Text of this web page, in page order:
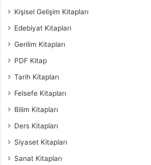
Kişisel Gelişim Kitapları
Edebiyat Kitapları
Gerilim Kitapları
PDF Kitap
Tarih Kitapları
Felsefe Kitapları
Bilim Kitapları
Ders Kitapları
Siyaset Kitapları
Sanat Kitapları